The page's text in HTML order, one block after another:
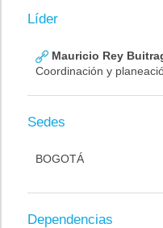
Líder
Mauricio Rey
Coordinación y
Sedes
BOGOTÁ
Dependencias